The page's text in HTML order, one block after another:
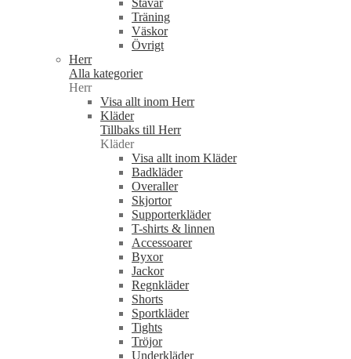
Stavar
Träning
Väskor
Övrigt
Herr
Alla kategorier
Herr
Visa allt inom Herr
Kläder
Tillbaks till Herr
Kläder
Visa allt inom Kläder
Badkläder
Overaller
Skjortor
Supporterkläder
T-shirts & linnen
Accessoarer
Byxor
Jackor
Regnkläder
Shorts
Sportkläder
Tights
Tröjor
Underkläder